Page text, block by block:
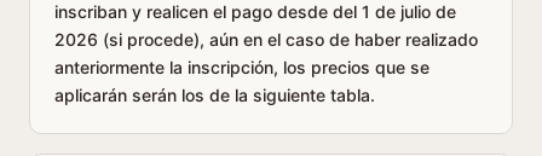
inscriban y realicen el pago desde del 1 de julio de
2026 (si procede), aún en el caso de haber realizado
anteriormente la inscripción, los precios que se
aplicarán serán los de la siguiente tabla.